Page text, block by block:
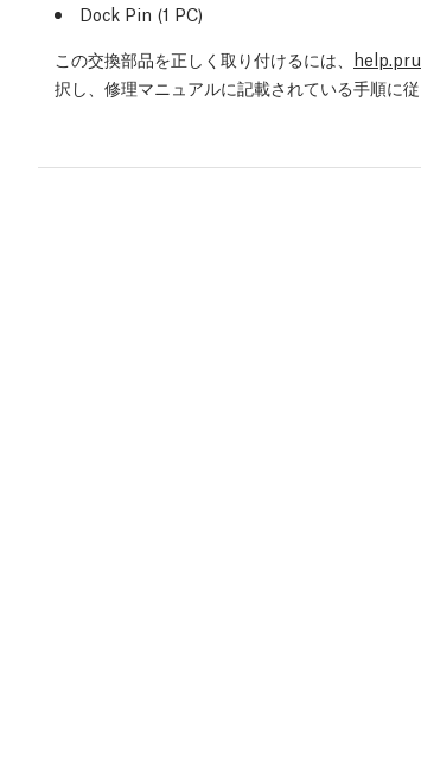
Dock Pin (1 PC)
この交換部品を正しく取り付けるには、
択し、修理マニュアルに記載されている手順に従